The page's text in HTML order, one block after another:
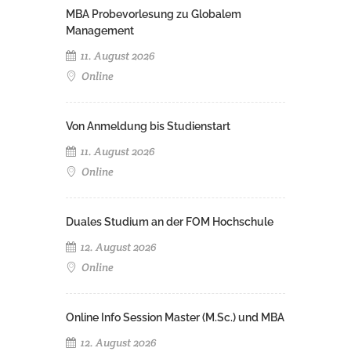
MBA Probevorlesung zu Globalem
Management
11. August 2026
Online
Von Anmeldung bis Studienstart
11. August 2026
Online
Duales Studium an der FOM Hochschule
12. August 2026
Online
Online Info Session Master (M.Sc.) und MBA
12. August 2026